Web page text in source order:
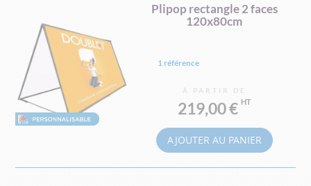
Plipop rectangle 2 faces
120x80cm
1 référence
À PARTIR DE
219,00 €
AJOUTER AU PANIER